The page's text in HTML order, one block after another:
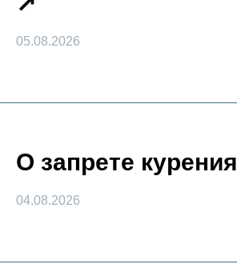
05.08.2026
О запрете курения
04.08.2026